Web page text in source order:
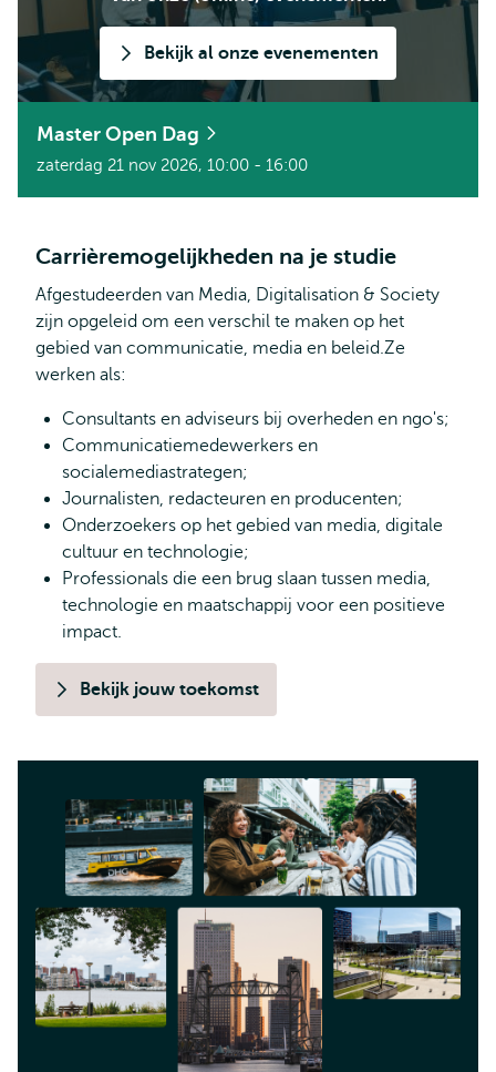
Bekijk al onze evenementen
Master Open Dag
zaterdag 21 nov 2026, 10:00 - 16:00
Carrièremogelijkheden na je studie
Afgestudeerden van Media, Digitalisation & Society
zijn opgeleid om een verschil te maken op het
gebied van communicatie, media en beleid.Ze
werken als:
Consultants en adviseurs bij overheden en ngo's;
Communicatiemedewerkers en
socialemediastrategen;
Journalisten, redacteuren en producenten;
Onderzoekers op het gebied van media, digitale
cultuur en technologie;
Professionals die een brug slaan tussen media,
technologie en maatschappij voor een positieve
impact.
Bekijk jouw toekomst